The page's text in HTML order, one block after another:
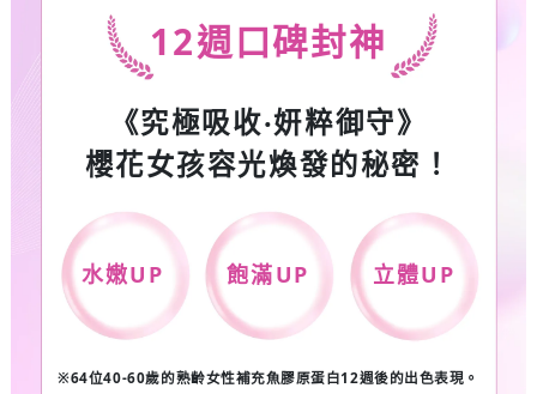
12週口碑封神
《究極吸收‧妍粹御守》
櫻花女孩容光煥發的秘密！
水嫩UP 飽滿UP 立體UP
※64位40-60歲的熟齡女性補充魚膠原蛋白12週後的出色表現。